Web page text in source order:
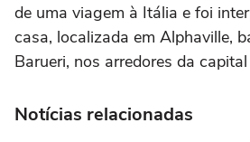
de uma viagem à Itália e foi
casa, localizada em Alphaville,
Barueri, nos arredores da
Notícias relacionadas